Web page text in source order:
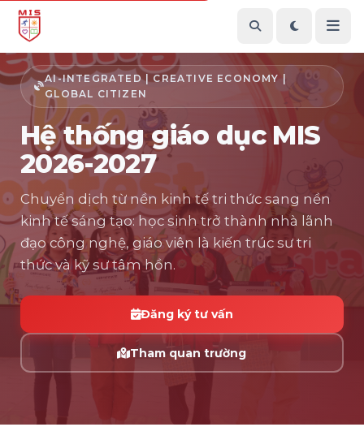
AI-INTEGRATED | CREATIVE ECONOMY |
GLOBAL CITIZEN
Hệ thống giáo dục MIS
2026-2027
Chuyển dịch từ nền kinh tế tri thức sang nền
kinh tế sáng tạo: học sinh trở thành nhà lãnh
đạo công nghệ, giáo viên là kiến trúc sư tri
thức và kỹ sư tâm hồn.
Đăng ký tư vấn
Tham quan trường